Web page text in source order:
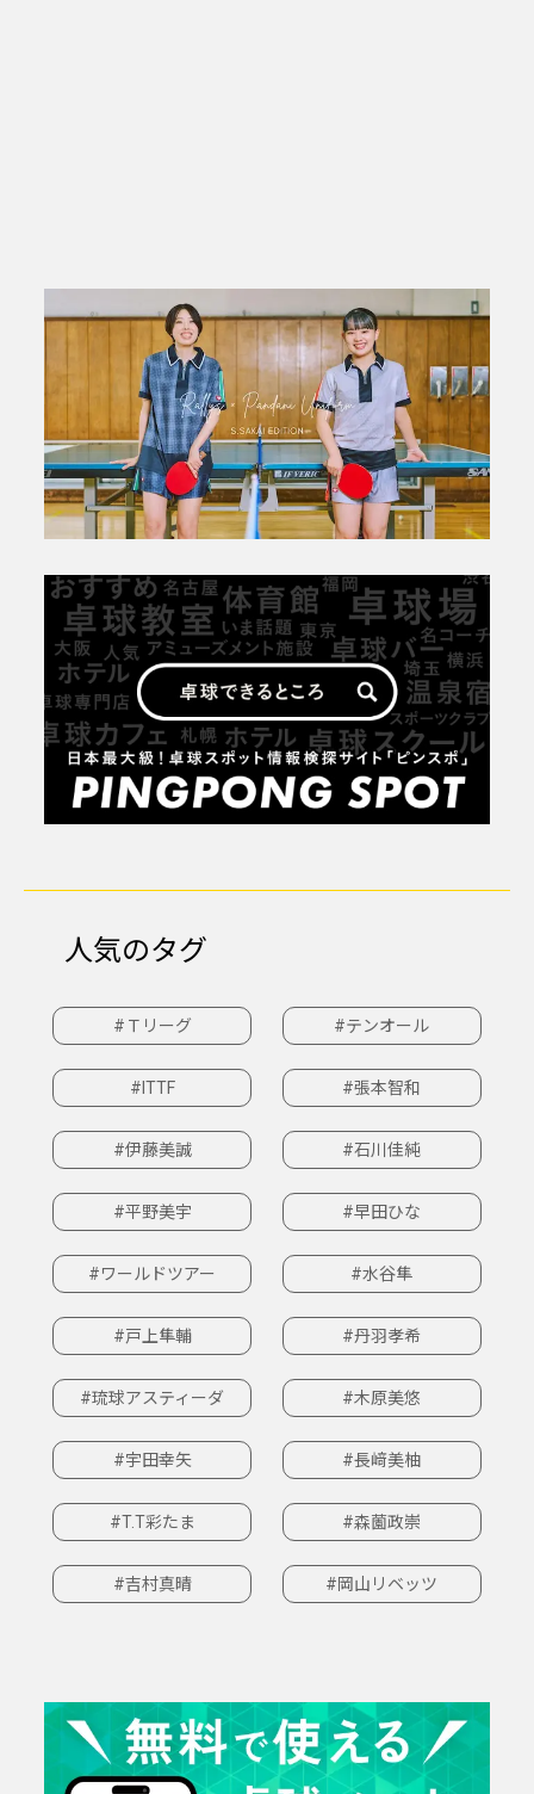
人気のタグ
#Ｔリーグ #テンオール
#ITTF #張本智和
#伊藤美誠 #石川佳純
#平野美宇 #早田ひな
#ワールドツアー #水谷隼
#戸上隼輔 #丹羽孝希
#琉球アスティーダ #木原美悠
#宇田幸矢 #長﨑美柚
#T.T彩たま #森薗政崇
#吉村真晴 #岡山リベッツ